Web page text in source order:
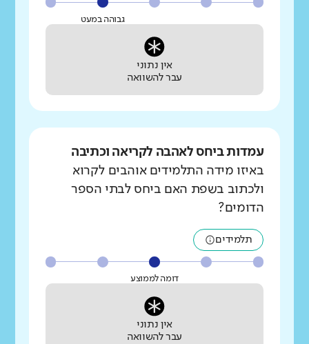
גבוהה במעט
אין נתוני
עבר להשוואה
עמדות ביחס לאהבה לקריאה וכתיבה
באיזו מידה התלמידים אוהבים לקרוא
ולכתוב בשפת האם ביחס לבתי הספר
הדומים?
תלמידים
דומה לממוצע
אין נתוני
עבר להשוואה